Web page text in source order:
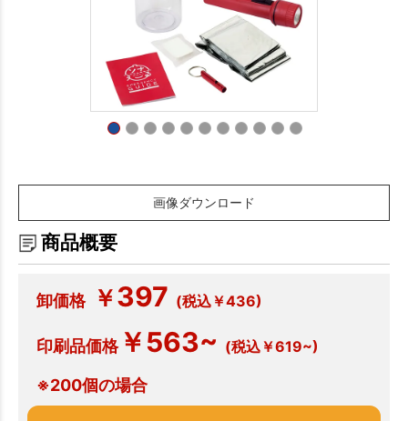
画像ダウンロード
商品概要
卸価格 ￥397 (税込￥436)
印刷品価格￥563~ (税込￥619~)
※200個の場合